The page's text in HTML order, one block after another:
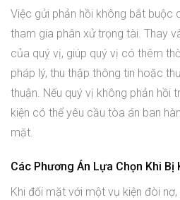
Việc gửi phản hồi không bắt buộc
tham gia phân xử trọng tài. Thay
của quý vị, giúp quý vị có thêm
pháp lý, thu thập thông tin hoặc
thuận. Nếu quý vị không phản hồi
kiện có thể yêu cầu tòa án ban
mặt.
Các Phương Án Lựa Chọn Khi Bị
Khi đối mặt với một vụ kiện đòi